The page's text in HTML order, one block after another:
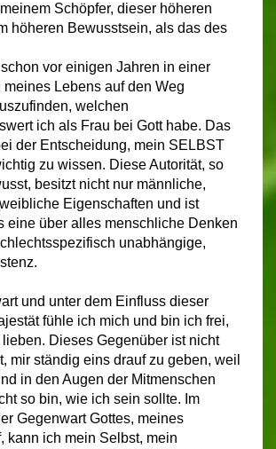
Schöpfer, dieser höheren
höheren Bewusstsein, als das des
vor einigen Jahren in einer
Lebens auf den Weg
welchen
ich als Frau bei Gott habe. Das
der Entscheidung, mein SELBST
zu wissen. Diese Autorität, so
besitzt nicht nur männliche,
Eigenschaften und ist
eine über alles menschliche Denken
unabhängige,
und unter dem Einfluss dieser
fühle ich mich und bin ich frei,
Dieses Gegenüber ist nicht
mir ständig eins drauf zu geben, weil
in den Augen der Mitmenschen
so bin, wie ich sein sollte. Im
Gegenwart Gottes, meines
kann ich mein Selbst, mein